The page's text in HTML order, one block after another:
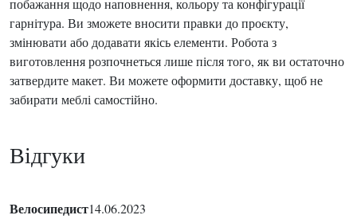
побажання щодо наповнення, кольору та конфігурації
гарнітура. Ви зможете вносити правки до проєкту,
змінювати або додавати якісь елементи. Робота з
виготовлення розпочнеться лише після того, як ви остаточно
затвердите макет. Ви можете оформити доставку, щоб не
забирати меблі самостійно.
Відгуки
Велосипедист14.06.2023